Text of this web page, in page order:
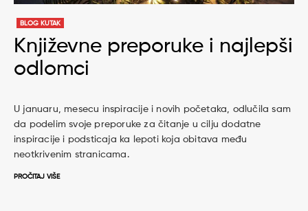
BLOG KUTAK
Književne preporuke i najlepši
odlomci
U januaru, mesecu inspiracije i novih početaka, odlučila sam
da podelim svoje preporuke za čitanje u cilju dodatne
inspiracije i podsticaja ka lepoti koja obitava među
neotkrivenim stranicama.
PROČITAJ VIŠE